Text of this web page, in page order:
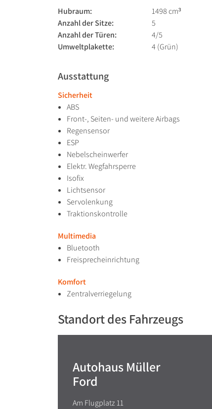
Hubraum:
1498 cm³
Anzahl der Sitze:
5
Anzahl der Türen:
4/5
Umweltplakette:
4 (Grün)
Ausstattung
Sicherheit
ABS
Front-, Seiten- und weitere Airbags
Regensensor
ESP
Nebelscheinwerfer
Elektr. Wegfahrsperre
Isofix
Lichtsensor
Servolenkung
Traktionskontrolle
Multimedia
Bluetooth
Freisprecheinrichtung
Komfort
Zentralverriegelung
Standort des Fahrzeugs
Autohaus Müller
Ford
Am Flugplatz 11